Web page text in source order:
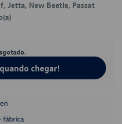
Jetta, New Beetle, Passat
chegar!
fábrica